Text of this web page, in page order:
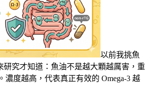
以前我挑魚
研究才知道：魚油不是越大顆越厲害，重
濃度越高，代表真正有效的 Omega-3 越